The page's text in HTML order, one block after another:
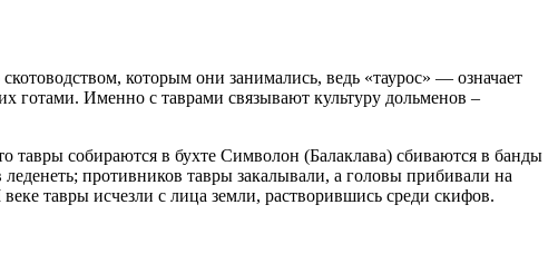
которым они занимались, ведь «таурос» — означает
готами. Именно с таврами связывают культуру дольменов –
тавры собираются в бухте Символон (Балаклава) сбиваются в банды
противников тавры закалывали, а головы прибивали на
тавры исчезли с лица земли, растворившись среди скифов.